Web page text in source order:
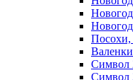
Символ
Символ